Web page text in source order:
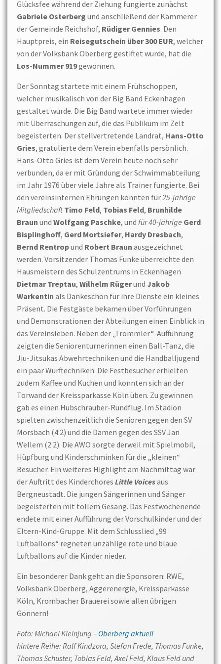
Glücksfee während der Ziehung fungierte zunächst
Gabriele Osterberg und anschließend der Kämmerer
der Gemeinde Reichshof, Rüdiger Gennies. Den
Hauptpreis, ein Reisegutschein über 300 EUR, welcher
von der Volksbank Oberberg gestiftet wurde, hat die
Los-Nummer 919gewonnen.
Der Sonntag startete mit einem Frühschoppen,
welcher musikalisch von der Big Band Eckenhagen
gestaltet wurde. Die Big Band wartete immer wieder
mit Überraschungen auf, die das Publikum im Zelt
begeisterten. Der stellvertretende Landrat, Hans-Otto
Gries, gratulierte dem Verein ebenfalls persönlich.
Hans-Otto Gries ist dem Verein heute noch sehr
verbunden, da er mit Gründung der Schwimmabteilung
im Jahr 1976 über viele Jahre als Trainer fungierte. Bei
den vereinsinternen Ehrungen konnten für25-jährige
MitgliedschaftTimo Feld, Tobias Feld, Brunhilde
Braun und Wolfgang Paschke, und für 40-jährige Gerd
Bisplinghoff, Gerd Mortsiefer, Hardy Dresbach,
Bernd Rentropund Robert Braun ausgezeichnet
werden. Vorsitzender Thomas Funke überreichte den
Hausmeistern des Schulzentrums in Eckenhagen
Dietmar Treptau, Wilhelm Rügerund Jakob
Warkentin als Dankeschön für ihre Dienste ein kleines
Präsent. Die Festgäste bekamen über Vorführungen
und Demonstrationen der Abteilungen einen Einblick in
das Vereinsleben. Neben der „Trommler“-Aufführung
zeigten die Seniorenturnerinnen einen Ball-Tanz, die
Jiu-Jitsukas Abwehrtechniken und die Handballjugend
ein paar Wurftechniken. Die Festbesucher erhielten
zudem Kaffee und Kuchen und konnten sich an der
Torwand der Kreissparkasse Köln üben. Zu gewinnen
gab es einen Hubschrauber-Rundflug. Im Stadion
spielten zwischenzeitlich die Senioren gegen den SV
Morsbach (4:2) und die Damen gegen des SSV Jan
Wellem (2:2). Die AWO sorgte derweil mit Spielmobil,
Hüpfburg und Kinderschminken für die „kleinen“
Besucher. Ein weiteres Highlight am Nachmittag war
der Auftritt des Kinderchores Little Voicesaus
Bergneustadt. Die jungen Sängerinnen und Sänger
begeisterten mit tollem Gesang. Das Festwochenende
endete mit einer Aufführung der Vorschulkinder und der
Eltern-Kind-Gruppe. Mit dem Schlusslied „99
Luftballons“ regneten unzählige rote und blaue
Luftballons auf die Kinder nieder.
Ein besonderer Dank geht an die Sponsoren: RWE,
Volksbank Oberberg, Aggerenergie, Kreissparkasse
Köln, Krombacher Brauerei sowie allen übrigen
Gönnern!
Foto: Michael Kleinjung – Oberberg aktuell
hintere Reihe: Ralf Kindzora, Stefan Frede, Thomas Funke,
Thomas Schuster, Tobias Feld, Axel Feld, Klaus Feld und